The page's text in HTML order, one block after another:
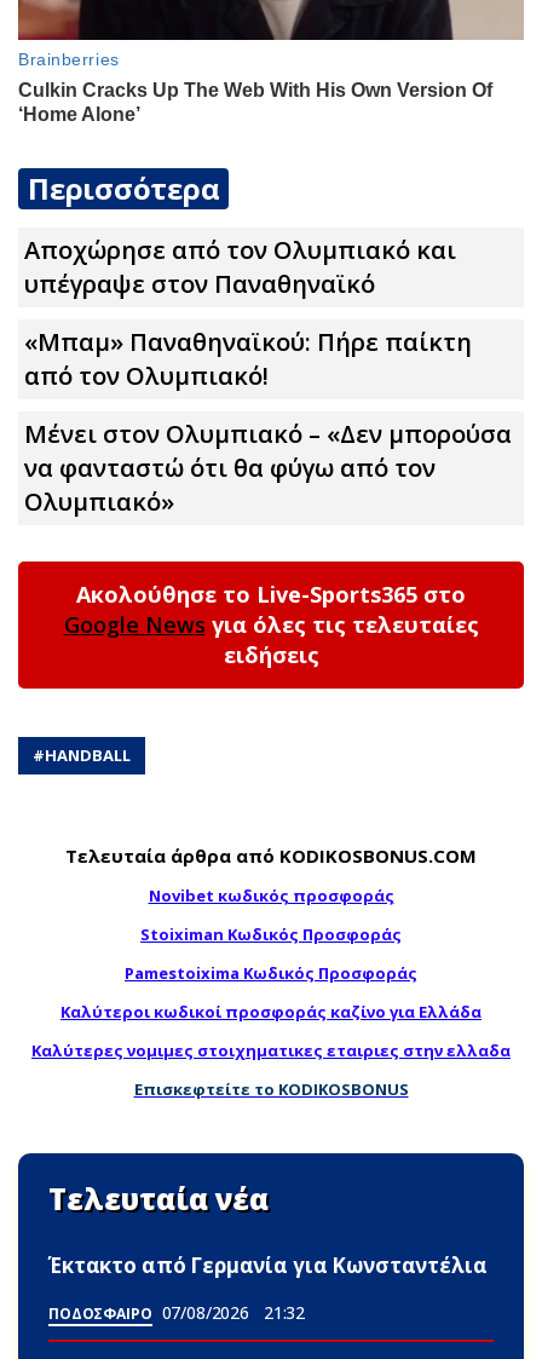
Περισσότερα
Αποχώρησε από τον Ολυμπιακό και
υπέγραψε στον Παναθηναϊκό
«Μπαμ» Παναθηναϊκού: Πήρε παίκτη
από τον Ολυμπιακό!
Μένει στον Ολυμπιακό – «Δεν μπορούσα
να φανταστώ ότι θα φύγω από τον
Ολυμπιακό»
Ακολούθησε το Live-Sports365 στο
Google News για όλες τις τελευταίες
ειδήσεις
#HANDBALL
Τελευταία άρθρα από KODIKOSBONUS.COM
Novibet κωδικός προσφοράς
Stoiximan Κωδικός Προσφοράς
Pamestoixima Κωδικός Προσφοράς
Καλύτεροι κωδικοί προσφοράς καζίνο για Ελλάδα
Καλύτερες νομιμες στοιχηματικες εταιριες στην ελλαδα
Επισκεφτείτε το KODIKOSBONUS
Τελευταία νέα
Έκτακτο από Γερμανία για Κωνσταντέλια
ΠΟΔΟΣΦΑΙΡΟ 07/08/2026 21:32